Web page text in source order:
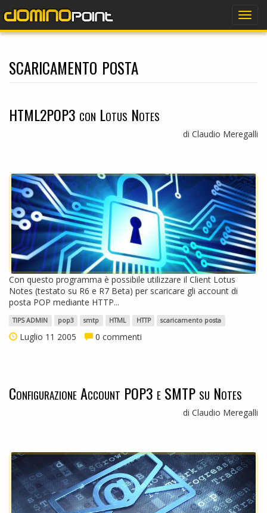
scaricamento posta
HTML2POP3 con Lotus Notes
di Claudio Meregalli
Con questo programma è possibile utilizzare il Client Lotus
Notes (testato su R6 e R7 Beta) per scaricare gli account di
posta POP mediante HTTP...
TIPS ADMIN pop3 smtp HTML HTTP scaricamento posta
Luglio 11 2005 0 commenti
Configurazione Account POP3 e SMTP su Notes
di Claudio Meregalli